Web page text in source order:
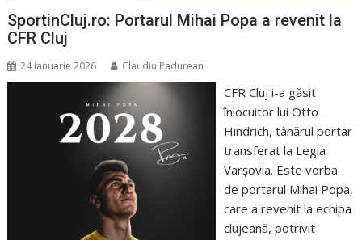
SportinCluj.ro: Portarul Mihai Popa a revenit la
CFR Cluj
24 ianuarie 2026 Claudiu Padurean
CFR Cluj i-a găsit
înlocuitor lui Otto
Hindrich, tânărul portar
transferat la Legia
Varșovia. Este vorba
de portarul Mihai Popa,
care a revenit la echipa
clujeană, potrivit